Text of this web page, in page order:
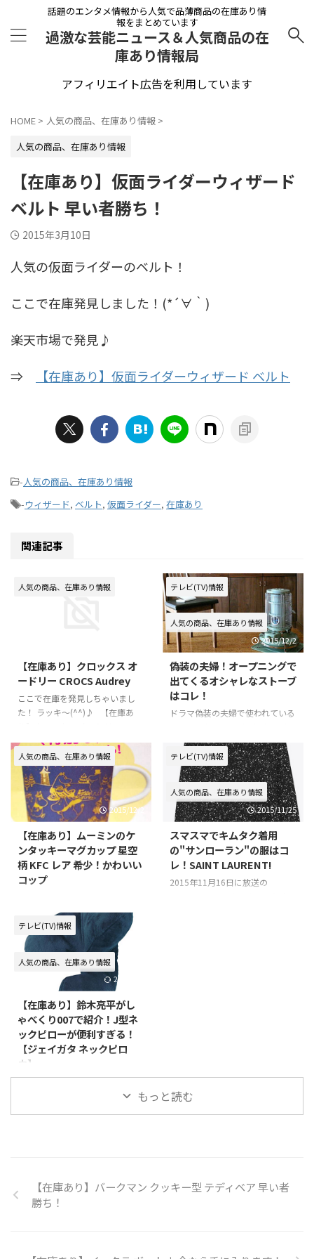
話題のエンタメ情報から人気で品薄商品の在庫あり情
報をまとめています
過激な芸能ニュース＆人気商品の在
庫あり情報局
アフィリエイト広告を利用しています
HOME > 人気の商品、在庫あり情報 >
人気の商品、在庫あり情報
【在庫あり】仮面ライダーウィザード
ベルト 早い者勝ち！
2015年3月10日
人気の仮面ライダーのベルト！
ここで在庫発見しました！(*´∀｀)
楽天市場で発見♪
⇒
【在庫あり】仮面ライダーウィザード ベルト
-人気の商品、在庫あり情報
-ウィザード, ベルト, 仮面ライダー, 在庫あり
関連記事
人気の商品、在庫あり情報
【在庫あり】クロックス オ
ードリー CROCS Audrey
ここで在庫を発見しちゃいまし
た！ ラッキ～(^^)♪ 【在庫あ
CROCS Audrey ネット通販情
報！ ⇒ 【楽天市場で在庫を確
認♪】 ⇒ 【ヤフーショッピン
グで在庫を確認！】 ⇒ 【上の
２つでも見つからなかったらココ
をチェック！】
テレビ(TV)情報
人気の商品、在庫あり情報
2015/12/2
偽装の夫婦！オープニングで
出てくるオシャレなストーブ
はコレ！
ドラマ偽装の夫婦で使われている
ープニングテーマが流れる場面
で、天海祐希の周りの氷を溶かす
ために、 沢村一樹が使っている
石油ストーブが、めちゃくちゃオ
シャレですよね！ 気になってど
この商品か調べましたので情報を
シェア♪ アラジン（Aladdin）
ブルーフレームヒーター 石油ス
トーブ ⇒【楽天市場で在庫を見
る】 ⇒【ヤフーショッピングで
在庫を見る】 アラジンっていう
人気の商品、在庫あり情報
2015/12/2
【在庫あり】ムーミンのケ
ンタッキーマグカップ 星空
柄 KFC レア 希少！かわいい
コップ
ケンタッキーフライドチキン
（KFC）で貰える「ムーミンのマ
グカップ（コップ）」！色々なデ
ザインのものがあるみたいです
が、レアな「星空」デザインのも
のが、メチャクチャかわいかった
です。で、気になってネットショ
ップで買えないかな～っと探して
みたところ買うことができるネッ
トショップを見つけたので情報を
シェアします(*´ω｀*)！⇒ 【在
庫あり】ムーミンの星空デザイン
のマグカップ ケンタッキーフラ
イドチキンコラボ！濃紺の色に金
テレビ(TV)情報
人気の商品、在庫あり情報
2015/11/25
スマスマでキムタク着用
の"サンローラン"の服はコ
レ！SAINT LAURENT!
2015年11月16日に放送の
「SAINT LAURENT」が買えるネ
...
テレビ(TV)情報
人気の商品、在庫あり情報
2016/1/9
【在庫あり】鈴木亮平がし
ゃべくり007で紹介！J型ネ
ックピローが便利すぎる！
【ジェイガタ ネックピロ
ウ】
２０１５年１０月２６日の月曜日
に放送された「しゃべくり００
き詰めたらベストだった！という
ことで紹介していました！ これ
もっと読む
【在庫あり】バークマン クッキー型 テディベア 早い者
勝ち！